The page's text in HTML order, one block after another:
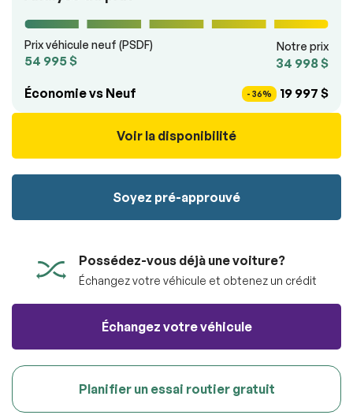
Prix véhicule neuf (PSDF)
54 995 $
Notre prix
34 998 $
Économie vs Neuf
- 36% 19 997 $
Voir la disponibilité
Soyez pré-approuvé
Possédez-vous déjà une voiture?
Échangez votre véhicule et obtenez un crédit
Échangez votre véhicule
Planifier un essai routier gratuit
Soumettre